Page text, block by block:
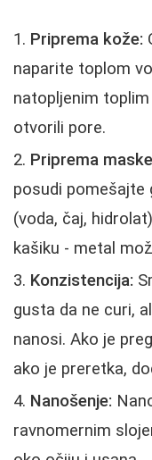
Priprema kože:
naparite toplom
natopljenim
otvorili pore.
Priprema
posudi pomešajte
(voda, čaj,
kašiku - metal
Konzistencija:
gusta da ne curi,
nanosi. Ako je
ako je preretka,
Nanošenje:
ravnomernim